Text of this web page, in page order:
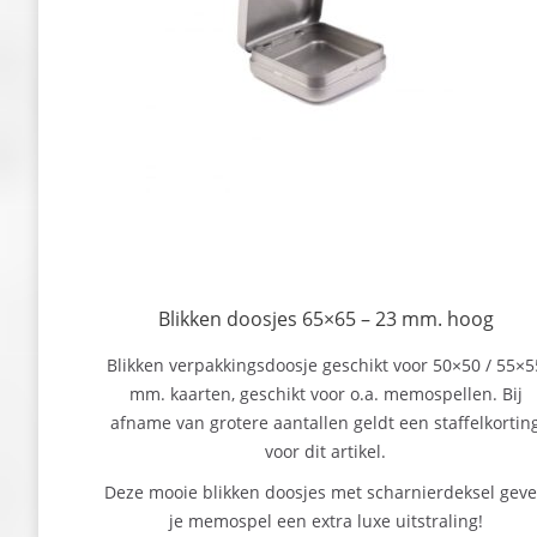
Blikken doosjes 65×65 – 23 mm. hoog
Blikken verpakkingsdoosje geschikt voor 50×50 /
mm. kaarten, geschikt voor o.a. memospellen. Bij
afname van grotere aantallen geldt een
voor dit artikel.
Deze mooie blikken doosjes met scharnierdeksel
je memospel een extra luxe uitstraling!